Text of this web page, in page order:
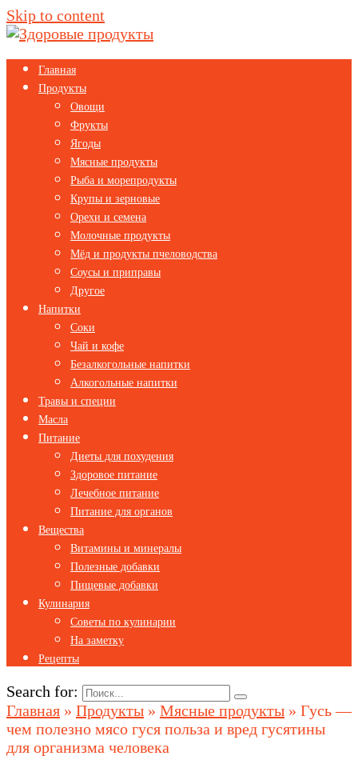
Skip to content
Главная
Продукты
Овощи
Фрукты
Ягоды
Мясные продукты
Рыба и морепродукты
Крупы и зерновые
Орехи и семена
Молочные продукты
Мёд и продукты пчеловодства
Соусы и приправы
Другое
Напитки
Соки
Чай и кофе
Безалкогольные напитки
Алкогольные напитки
Травы и специи
Масла
Питание
Диеты для похудения
Здоровое питание
Лечебное питание
Питание для органов
Вещества
Витамины и минералы
Полезные добавки
Пищевые добавки
Кулинария
Советы по кулинарии
На заметку
Рецепты
Search for:
Главная » Продукты » Мясные продукты » Гусь —
чем полезно мясо гуся польза и вред гусятины
для организма человека